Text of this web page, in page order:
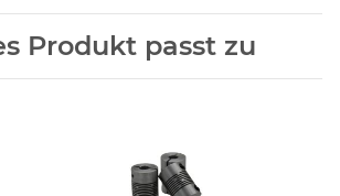
Produkt passt zu